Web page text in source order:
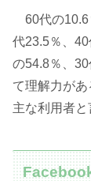
60代の10.6
代23.5％、
の54.8％、
て理解力が
主な利用者と